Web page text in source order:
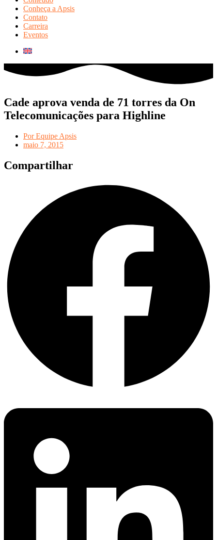
Conheça a Apsis
Contato
Carreira
Eventos
Cade aprova venda de 71 torres da On
Telecomunicações para Highline
PorEquipe Apsis
maio 7, 2015
Compartilhar